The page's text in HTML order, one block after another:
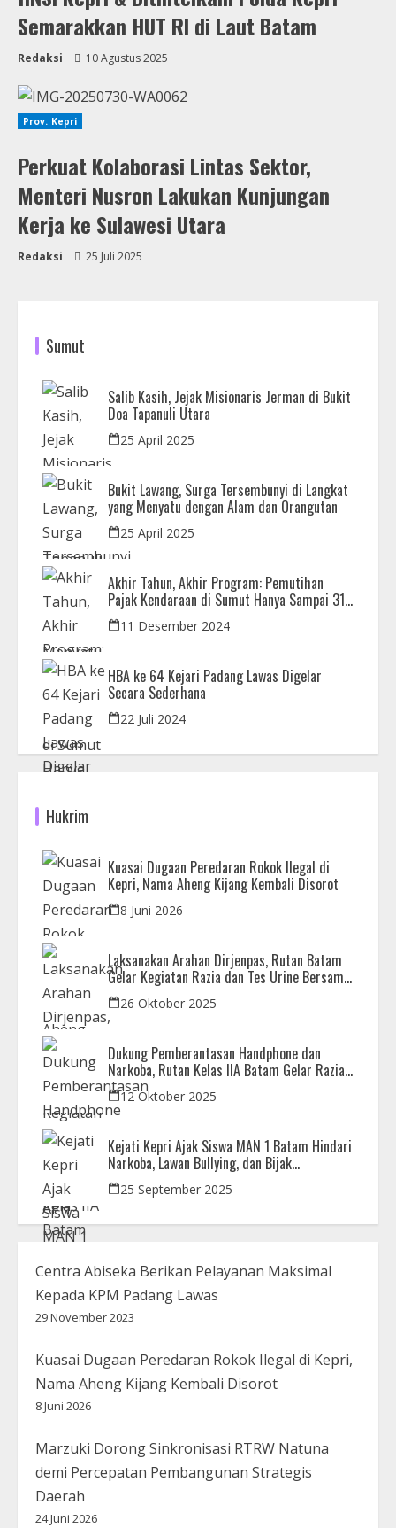
Semarakkan HUT RI di Laut Batam
Redaksi 10 Agustus 2025
Prov. Kepri
Perkuat Kolaborasi Lintas Sektor,
Menteri Nusron Lakukan Kunjungan
Kerja ke Sulawesi Utara
Redaksi 25 Juli 2025
Sumut
Salib Kasih, Jejak Misionaris Jerman di Bukit
Doa Tapanuli Utara
25 April 2025
Bukit Lawang, Surga Tersembunyi di Langkat
yang Menyatu dengan Alam dan Orangutan
25 April 2025
Akhir Tahun, Akhir Program: Pemutihan
Pajak Kendaraan di Sumut Hanya Sampai 31
Desember
11 Desember 2024
HBA ke 64 Kejari Padang Lawas Digelar
Secara Sederhana
22 Juli 2024
Hukrim
Kuasai Dugaan Peredaran Rokok Ilegal di
Kepri, Nama Aheng Kijang Kembali Disorot
8 Juni 2026
Laksanakan Arahan Dirjenpas, Rutan Batam
Gelar Kegiatan Razia dan Tes Urine Bersama
APH26 Oktober 2025
Dukung Pemberantasan Handphone dan
Narkoba, Rutan Kelas IIA Batam Gelar Razia
Bersama Aparat Penegak Hukum
12 Oktober 2025
Kejati Kepri Ajak Siswa MAN 1 Batam Hindari
Narkoba, Lawan Bullying, dan Bijak
Bermedsos
25 September 2025
Centra Abiseka Berikan Pelayanan Maksimal
Kepada KPM Padang Lawas
29 November 2023
Kuasai Dugaan Peredaran Rokok Ilegal di Kepri,
Nama Aheng Kijang Kembali Disorot
8 Juni 2026
Marzuki Dorong Sinkronisasi RTRW Natuna
demi Percepatan Pembangunan Strategis
Daerah
24 Juni 2026